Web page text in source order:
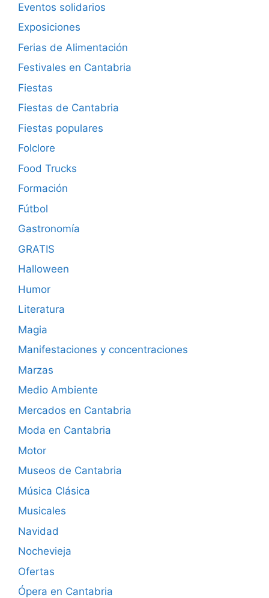
Eventos solidarios
Exposiciones
Ferias de Alimentación
Festivales en Cantabria
Fiestas
Fiestas de Cantabria
Fiestas populares
Folclore
Food Trucks
Formación
Fútbol
Gastronomía
GRATIS
Halloween
Humor
Literatura
Magia
Manifestaciones y concentraciones
Marzas
Medio Ambiente
Mercados en Cantabria
Moda en Cantabria
Motor
Museos de Cantabria
Música Clásica
Musicales
Navidad
Nochevieja
Ofertas
Ópera en Cantabria